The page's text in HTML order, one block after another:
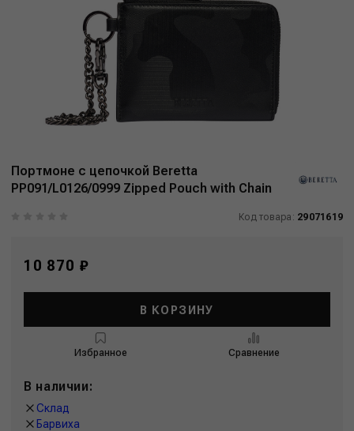
Портмоне с цепочкой Beretta
PP091/L0126/0999 Zipped Pouch with Chain
Код товара: 29071619
10 870 ₽
В КОРЗИНУ
Избранное Сравнение
В наличии:
Склад
Барвиха